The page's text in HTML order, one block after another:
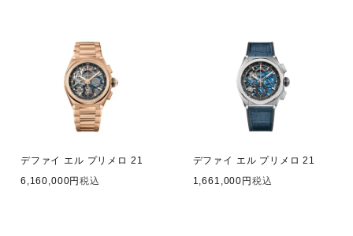
デファイ エル プリメロ 21
6,160,000
税込
デファイ エル プリメロ 21
1,661,000
税込